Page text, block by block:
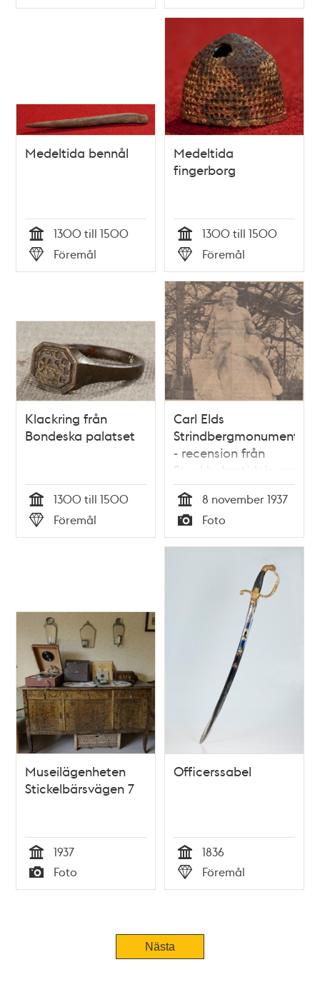
Typ Typ
Medeltida bennål
Tid
1300 till 1500
Typ
Föremål
Medeltida
fingerborg
Tid
1300 till 1500
Typ
Föremål
Klackring från
Bondeska palatset
Tid
1300 till 1500
Typ
Föremål
Carl Elds
Strindbergmonument
- recension från
Stockholmstidningen
Tid
8 november 1937
Typ
Foto
Museilägenheten
Stickelbärsvägen 7
Tid
1937
Typ
Foto
Officerssabel
Tid
1836
Typ
Föremål
Nästa